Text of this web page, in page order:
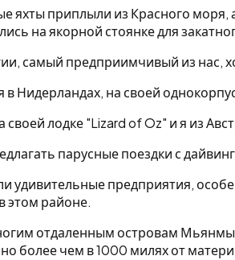
яхты приплыли из Красного
на якорной стоянке для
самый предприимчивый из нас,
Нидерландах, на своей
своей лодке "Lizard of Oz" и я из
парусные поездки с
удивительные предприятия,
этом районе.
отдаленным островам Мьянмы
более чем в 1000 милях от